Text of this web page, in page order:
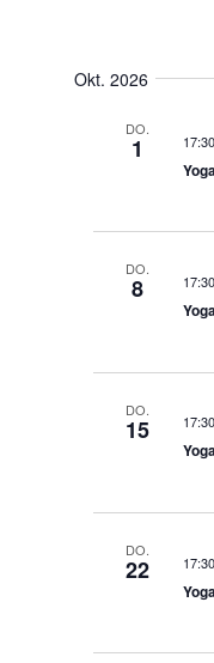
Okt. 2026
DO.
1 17:30
DO.
8 17:30
DO.
15 17:30
DO.
22 17:30